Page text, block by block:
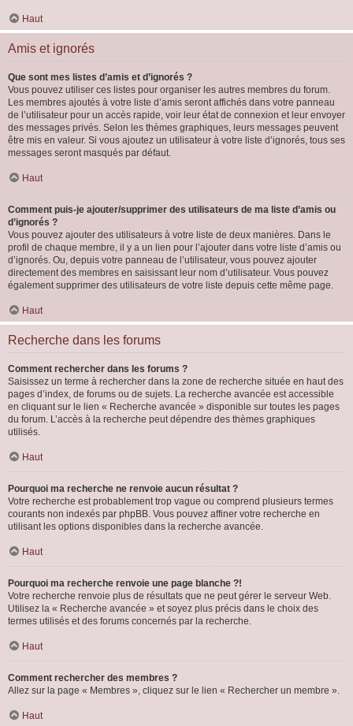
Haut
Amis et ignorés
Que sont mes listes d’amis et d’ignorés ?
Vous pouvez utiliser ces listes pour organiser les autres membres du forum.
Les membres ajoutés à votre liste d’amis seront affichés dans votre panneau
de l’utilisateur pour un accès rapide, voir leur état de connexion et leur envoyer
des messages privés. Selon les thèmes graphiques, leurs messages peuvent
être mis en valeur. Si vous ajoutez un utilisateur à votre liste d’ignorés, tous ses
messages seront masqués par défaut.
Haut
Comment puis-je ajouter/supprimer des utilisateurs de ma liste d’amis ou
d’ignorés ?
Vous pouvez ajouter des utilisateurs à votre liste de deux manières. Dans le
profil de chaque membre, il y a un lien pour l’ajouter dans votre liste d’amis ou
d’ignorés. Ou, depuis votre panneau de l’utilisateur, vous pouvez ajouter
directement des membres en saisissant leur nom d’utilisateur. Vous pouvez
également supprimer des utilisateurs de votre liste depuis cette même page.
Haut
Recherche dans les forums
Comment rechercher dans les forums ?
Saisissez un terme à rechercher dans la zone de recherche située en haut des
pages d’index, de forums ou de sujets. La recherche avancée est accessible
en cliquant sur le lien « Recherche avancée » disponible sur toutes les pages
du forum. L’accès à la recherche peut dépendre des thèmes graphiques
utilisés.
Haut
Pourquoi ma recherche ne renvoie aucun résultat ?
Votre recherche est probablement trop vague ou comprend plusieurs termes
courants non indexés par phpBB. Vous pouvez affiner votre recherche en
utilisant les options disponibles dans la recherche avancée.
Haut
Pourquoi ma recherche renvoie une page blanche ?!
Votre recherche renvoie plus de résultats que ne peut gérer le serveur Web.
Utilisez la « Recherche avancée » et soyez plus précis dans le choix des
termes utilisés et des forums concernés par la recherche.
Haut
Comment rechercher des membres ?
Allez sur la page « Membres », cliquez sur le lien « Rechercher un membre ».
Haut